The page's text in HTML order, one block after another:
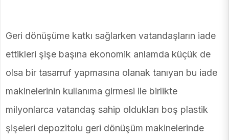
Geri dönüşüme katkı sağlarken vatandaşların iade
ettikleri şişe başına ekonomik anlamda küçük de
olsa bir tasarruf yapmasına olanak tanıyan bu iade
makinelerinin kullanıma girmesi ile birlikte
milyonlarca vatandaş sahip oldukları boş plastik
şişeleri depozitolu geri dönüşüm makinelerinde